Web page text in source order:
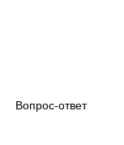
Вопрос-ответ